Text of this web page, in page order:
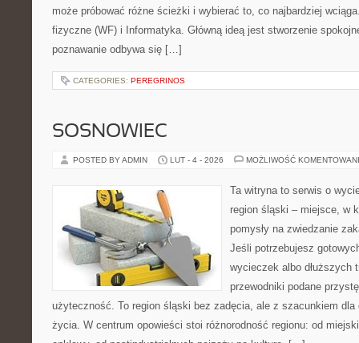
może próbować różne ścieżki i wybierać to, co najbardziej
fizyczne (WF) i Informatyka. Główną ideą jest stworzenie
poznawanie odbywa się […]
CATEGORIES: PEREGRINOS
SOSNOWIEC
POSTED BY ADMIN LUT - 4 - 2026 MOŻLIWOŚĆ
Ta witryna to serwis o
region śląski – miejsce, w
pomysły na zwiedzanie
Jeśli potrzebujesz
wycieczek albo dłuższych
przewodniki podane
użyteczność. To region śląski bez zadęcia, ale z szacunkiem dla
życia. W centrum opowieści stoi różnorodność regionu: od